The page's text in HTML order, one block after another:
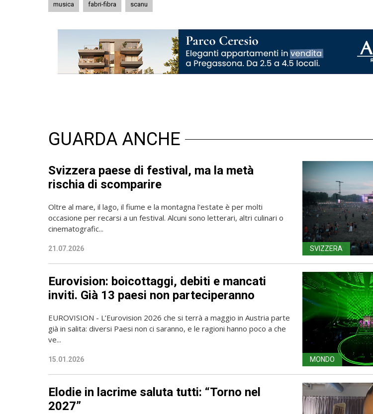
musica fabri-fibra scanu
GUARDA ANCHE
Svizzera paese di festival, ma la metà
rischia di scomparire
Oltre al mare, il lago, il fiume e la montagna l'estate è per molti
occasione per recarsi a un festival. Alcuni sono letterari, altri culinari o
cinematografic...
21.07.2026 SVIZZERA
Eurovision: boicottaggi, debiti e mancati
inviti. Già 13 paesi non parteciperanno
EUROVISION - L’Eurovision 2026 che si terrà a maggio in Austria parte
già in salita: diversi Paesi non ci saranno, e le ragioni hanno poco a che
ve...
15.01.2026 MONDO
Elodie in lacrime saluta tutti: “Torno nel
2027”